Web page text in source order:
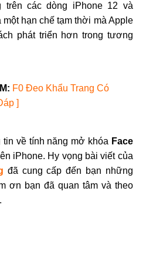
trên các dòng iPhone 12 và
hạn chế tạm thời mà Apple
phát triển hơn trong tương
F0 Đeo Khẩu Trang Có
]
tin về tính năng mở khóa Face
iPhone. Hy vọng bài viết của
đã cung cấp đến bạn những
ơn bạn đã quan tâm và theo